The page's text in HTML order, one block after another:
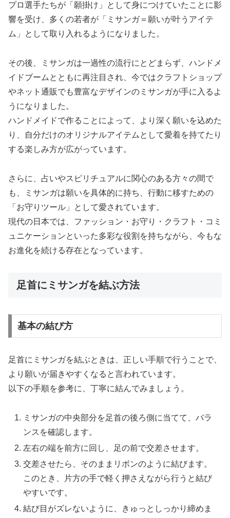
プロ選手たちが「願掛け」として身につけていたことに影
響を受け、多くの若者が「ミサンガ＝願いが叶うアイテ
ム」として取り入れるようになりました。
その後、ミサンガは一過性の流行にとどまらず、ハンドメ
イドブームとともに再注目され、今ではクラフトショップ
やネット通販でも豊富なデザインのミサンガが手に入るよ
うになりました。
ハンドメイドで作ることによって、より深く願いを込めた
り、自分だけのオリジナルアイテムとして愛着を持てたり
する楽しみ方が広がっています。
さらに、占いやスピリチュアルに関心のある方々の間で
も、ミサンガは願いを具体的に持ち、行動に移すための
「お守りツール」として愛されています。
現代の日本では、ファッション・お守り・クラフト・コミ
ュニケーションといった多彩な役割を持ちながら、今もな
お進化を続ける存在となっています。
足首にミサンガを結ぶ方法
基本の結び方
足首にミサンガを結ぶときは、正しい手順で行うことで、
より願いが届きやすくなると言われています。
以下の手順を参考に、丁寧に結んでみましょう。
ミサンガの中央部分を足首の後ろ側に当てて、バラ
ンスを確認します。
左右の端を前方に回し、足の前で交差させます。
交差させたら、そのままリボンのように結びます。
このとき、片方の手で軽く押さえながら行うと結び
やすいです。
結び目がズレないように、きゅっとしっかり締めま